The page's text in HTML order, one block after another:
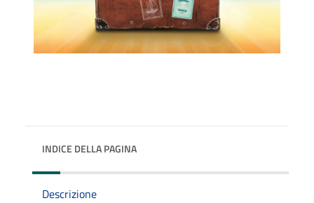
INDICE DELLA PAGINA
Descrizione